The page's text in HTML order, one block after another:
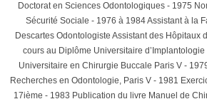
Doctorat en Sciences Odontologiques - 1975
Sécurité Sociale - 1976 à 1984 Assistant à la
Descartes Odontologiste Assistant des Hôpitaux
cours au Diplôme Universitaire
Universitaire en Chirurgie Buccale Paris V -
Recherches en Odontologie, Paris V - 1981
17ième - 1983 Publication du livre Manuel de